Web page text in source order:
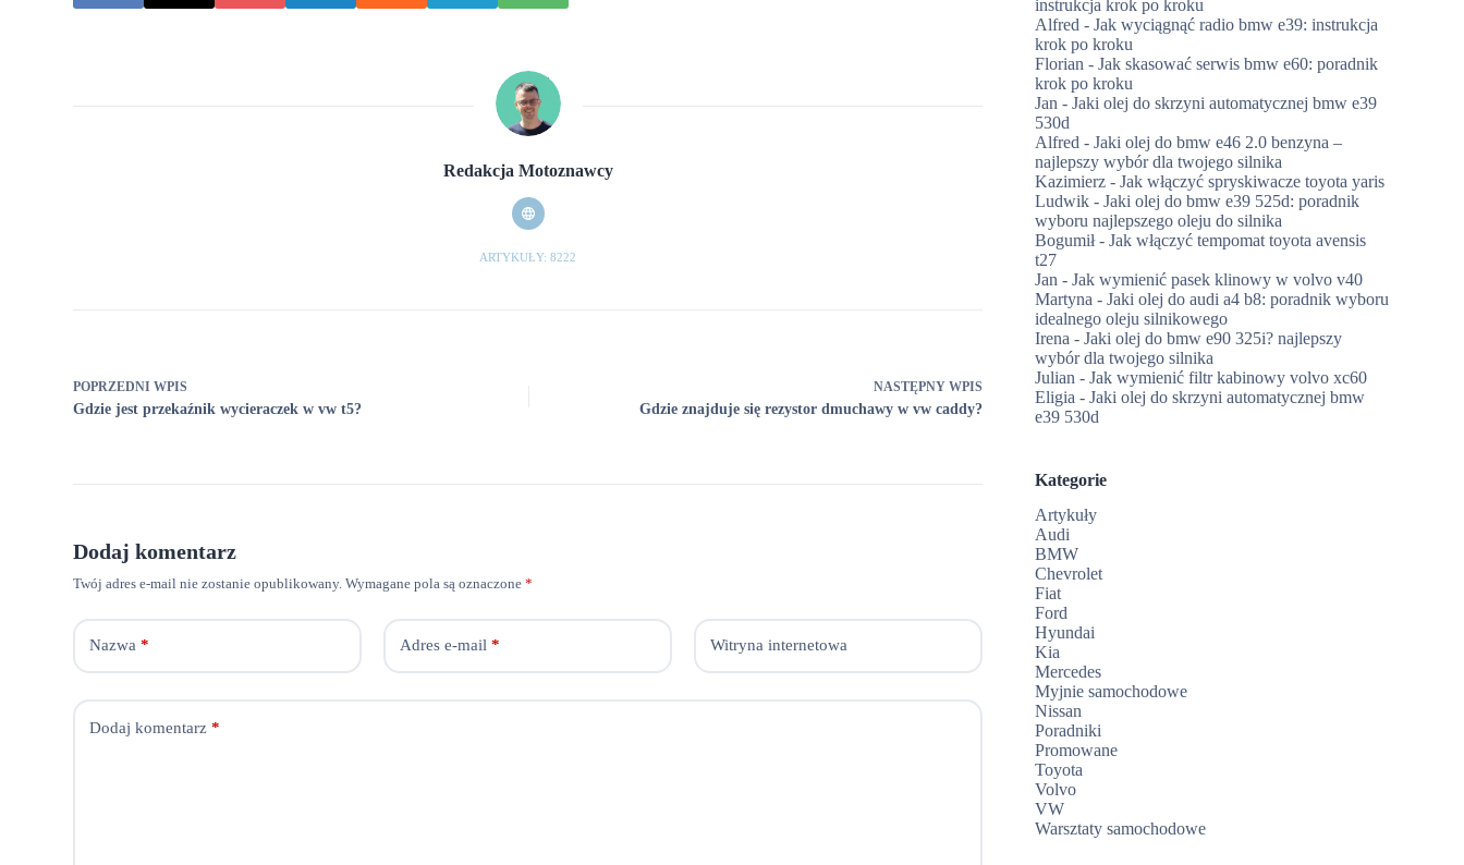
Redakcja Motoznawcy
ARTYKUŁY: 8222
POPRZEDNIWPIS
Gdzie jest przekaźnik wycieraczek w vw t5?
NASTĘPNY WPIS
Gdzie znajduje się rezystor dmuchawy w vw caddy?
Dodaj komentarz
Twój adres e-mail nie zostanie opublikowany. Wymagane pola są oznaczone*
Nazwa * Adres e-mail * Witryna internetowa
Dodaj komentarz *
instrukcja krok po kroku
Alfred -Jak wyciągnąć radio bmw e39: instrukcja
krok po kroku
Florian -Jak skasować serwis bmw e60: poradnik
krok po kroku
Jan -Jaki olej do skrzyni automatycznej bmw e39
530d
Alfred -Jaki olej do bmw e46 2.0 benzyna –
najlepszy wybór dla twojego silnika
Kazimierz -Jak włączyć spryskiwacze toyota yaris
Ludwik -Jaki olej do bmw e39 525d: poradnik
wyboru najlepszego oleju do silnika
Bogumił-Jak włączyć tempomat toyota avensis
t27
Jan -Jak wymienić pasek klinowy w volvo v40
Martyna -Jaki olej do audi a4 b8: poradnik wyboru
idealnego oleju silnikowego
Irena -Jaki olej do bmw e90 325i? najlepszy
wybór dla twojego silnika
Julian -Jak wymienić filtr kabinowy volvo xc60
Eligia -Jaki olej do skrzyni automatycznej bmw
e39 530d
Kategorie
Artykuły
Audi
BMW
Chevrolet
Fiat
Ford
Hyundai
Kia
Mercedes
Myjnie samochodowe
Nissan
Poradniki
Promowane
Toyota
Volvo
VW
Warsztaty samochodowe